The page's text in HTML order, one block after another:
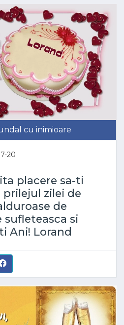
cu inimioare
20
placere sa-ti
zilei de
de
si
Ani! Lorand